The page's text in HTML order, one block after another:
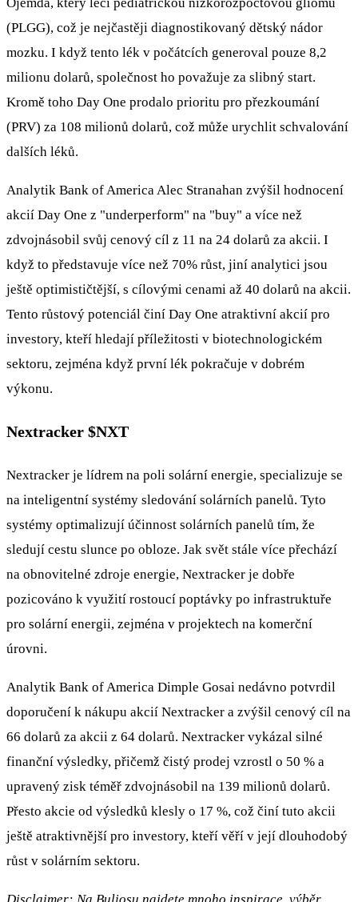
(PLGG), což je nejčastěji diagnostikovaný dětský nádor
mozku. I když tento lék v počátcích generoval pouze 8,2
milionu dolarů, společnost ho považuje za slibný start.
Kromě toho Day One prodalo prioritu pro přezkoumání
(PRV) za 108 milionů dolarů, což může urychlit schvalování
dalších léků.
Analytik Bank of America Alec Stranahan zvýšil hodnocení
akcií Day One z "underperform" na "buy" a více než
zdvojnásobil svůj cenový cíl z 11 na 24 dolarů za akcii. I
když to představuje více než 70% růst, jiní analytici jsou
ještě optimističtější, s cílovými cenami až 40 dolarů na akcii.
Tento růstový potenciál činí Day One atraktivní akcií pro
investory, kteří hledají příležitosti v biotechnologickém
sektoru, zejména když první lék pokračuje v dobrém
výkonu.
Nextracker $NXT
Nextracker je lídrem na poli solární energie, specializuje se
na inteligentní systémy sledování solárních panelů. Tyto
systémy optimalizují účinnost solárních panelů tím, že
sledují cestu slunce po obloze. Jak svět stále více přechází
na obnovitelné zdroje energie, Nextracker je dobře
pozicováno k využití rostoucí poptávky po infrastruktuře
pro solární energii, zejména v projektech na komerční
úrovni.
Analytik Bank of America Dimple Gosai nedávno potvrdil
doporučení k nákupu akcií Nextracker a zvýšil cenový cíl na
66 dolarů za akcii z 64 dolarů. Nextracker vykázal silné
finanční výsledky, přičemž čistý prodej vzrostl o 50 % a
upravený zisk téměř zdvojnásobil na 139 milionů dolarů.
Přesto akcie od výsledků klesly o 17 %, což činí tuto akcii
ještě atraktivnější pro investory, kteří věří v její dlouhodobý
růst v solárním sektoru.